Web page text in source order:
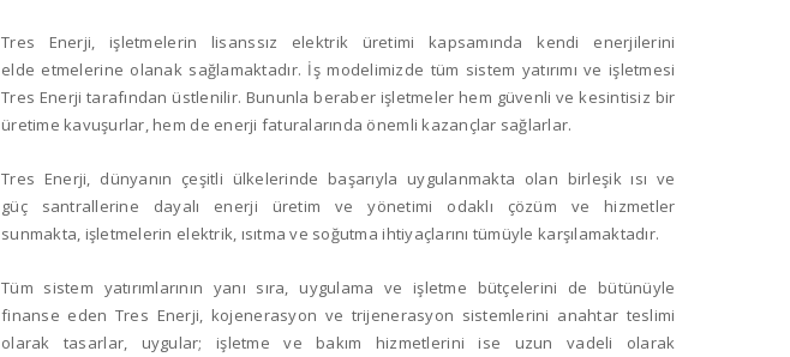
Tres Enerji, işletmelerin lisanssız elektrik üretimi kapsamında kendi enerjilerini
elde etmelerine olanak sağlamaktadır. İş modelimizde tüm sistem yatırımı ve işletmesi
Tres Enerji tarafından üstlenilir. Bununla beraber işletmeler hem güvenli ve kesintisiz bir
üretime kavuşurlar, hem de enerji faturalarında önemli kazançlar sağlarlar.
Tres Enerji, dünyanın çeşitli ülkelerinde başarıyla uygulanmakta olan birleşik ısı ve
güç santrallerine dayalı enerji üretim ve yönetimi odaklı çözüm ve hizmetler
sunmakta, işletmelerin elektrik, ısıtma ve soğutma ihtiyaçlarını tümüyle karşılamaktadır.
Tüm sistem yatırımlarının yanı sıra, uygulama ve işletme bütçelerini de bütünüyle
finanse eden Tres Enerji, kojenerasyon ve trijenerasyon sistemlerini anahtar teslimi
olarak tasarlar, uygular; işletme ve bakım hizmetlerini ise uzun vadeli olarak